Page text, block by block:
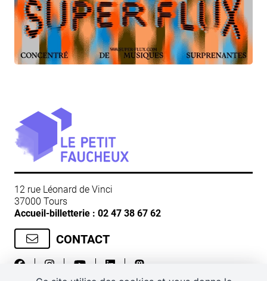
12 rue Léonard de Vinci
37000 Tours
Accueil-billetterie : 02 47 38 67 62
CONTACT